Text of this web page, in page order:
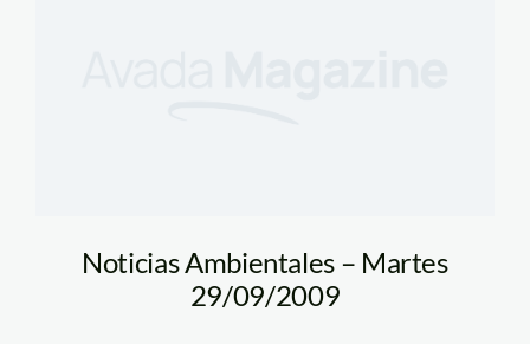
Noticias Ambientales – Martes
29/09/2009